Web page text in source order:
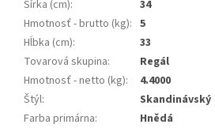
Šírka (cm):
34
Hmotnosť - brutto (kg): 5
Hĺbka (cm):
33
Tovarová skupina:
Regál
Hmotnosť - netto (kg):
4.4000
Štýl:
Skandinávský
Farba primárna:
Hnědá